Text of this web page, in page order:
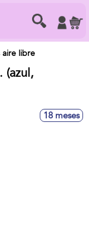
aire libre
(azul,
18 meses